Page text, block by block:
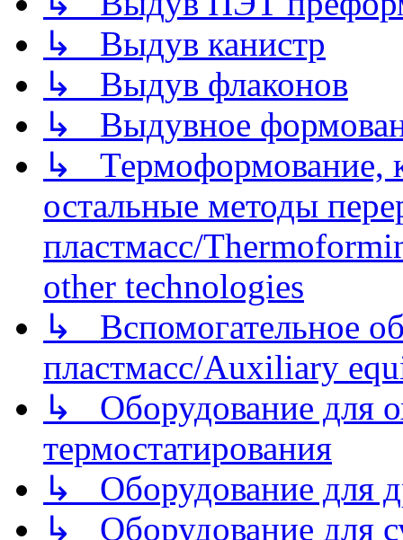
↳ Выдув канистр
↳ Выдув флаконов
↳ Выдувное
↳ Термоформование,
остальные методы
пластмасс/
other technologies
↳ Вспомогательное
пластмасс/Auxiliary
↳ Оборудование для
термостатирования
↳ Оборудование для
↳ Оборудование для